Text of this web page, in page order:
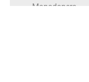
Manodopera